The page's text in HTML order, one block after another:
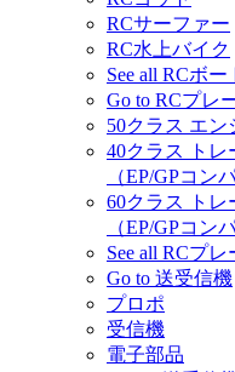
RCサーファー
RC水上バイク
See all RCボー
Go to RCプレ
50クラス エン
40クラス ト
（EP/GPコン
60クラス ト
（EP/GPコン
See all RCプレ
Go to 送受信機
プロポ
受信機
電子部品